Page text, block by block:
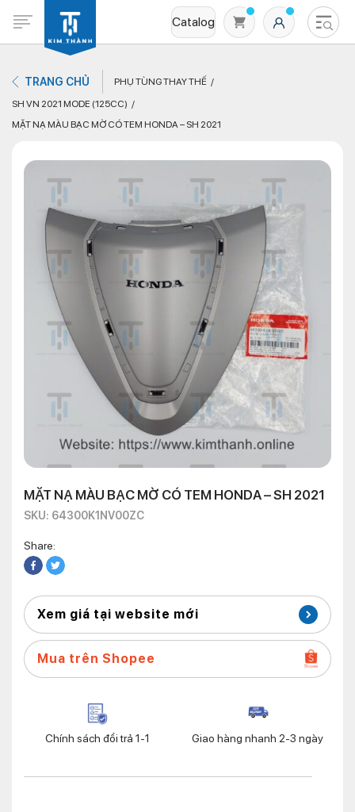
Catalog
Không có sản phẩm nào trong giỏ hàng
TRANG CHỦ
PHỤ TÙNG THAY THẾ
SH VN 2021 MODE (125CC)
MẶT NẠ MÀU BẠC MỜ CÓ TEM HONDA – SH 2021
MẶT NẠ MÀU BẠC MỜ CÓ TEM HONDA – SH 2021
SKU: 64300K1NV00ZC
Share:
Xem giá tại website mới
Mua trên Shopee
Chính sách đổi trả 1-1 Giao hàng nhanh 2-3 ngày